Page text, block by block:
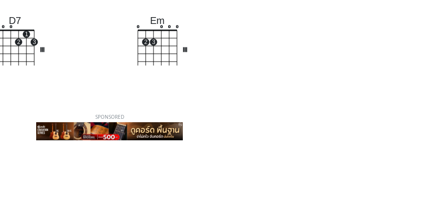
D7
o o
2
1
3
Em
o
2 3
o o o
SPONSORED